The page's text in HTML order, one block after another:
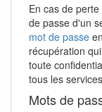
En cas de
de passe d'un
mot de passe
récupération
toute
tous les
Mots de